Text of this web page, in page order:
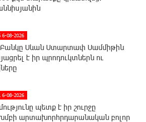
6-08-2026
Սևան Ստարտափ Սամմիթին
է իր պրոդուկտներն ու
6-08-2026
պետք է իր շուրջը
արտախորհրդարանական բոլոր